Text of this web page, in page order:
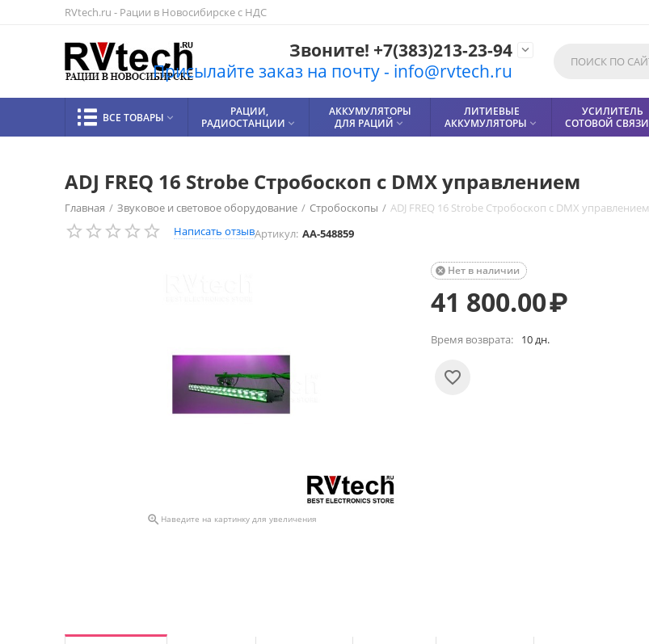
RVtech.ru - Рации в Новосибирске с НДС
Звоните! +7(383)213-23-94
Присылайте заказ на почту - info@rvtech.ru

ВСЕ ТОВАРЫ 
РАЦИИ,
РАДИОСТАНЦИИ 
АККУМУЛЯТОРЫ
ДЛЯ РАЦИЙ 
ЛИТИЕВЫЕ
АККУМУЛЯТОРЫ 
УСИЛИТЕЛЬ
СОТОВОЙ СВЯЗИ
ADJ FREQ 16 Strobe Стробоскоп с DMX управлением
Главная / Звуковое и световое оборудование / Стробоскопы / ADJ FREQ 16 Strobe Стробоскоп с DMX управлением
Написать отзывАртикул: AA-548859
 Наведите на картинку для увеличения
Нет в наличии

41 800.00₽
Время возврата: 10 дн.